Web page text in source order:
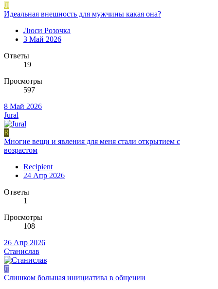
Л
Идеальная внешность для мужчины какая она?
Люси Розочка
3 Май 2026
Ответы
19
Просмотры
597
8 Май 2026
Jural
R
Многие вещи и явления для меня стали открытием с
возрастом
Recipient
24 Апр 2026
Ответы
1
Просмотры
108
26 Апр 2026
Станислав
Л
Слишком большая инициатива в общении